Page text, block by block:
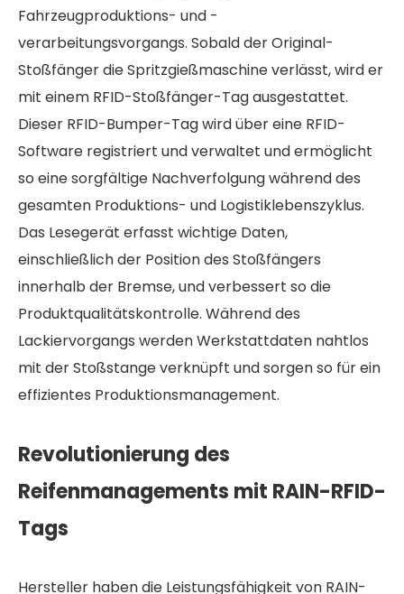
Fahrzeugproduktions- und -
verarbeitungsvorgangs. Sobald der Original-
Stoßfänger die Spritzgießmaschine verlässt, wird er
mit einem RFID-Stoßfänger-Tag ausgestattet.
Dieser RFID-Bumper-Tag wird über eine RFID-
Software registriert und verwaltet und ermöglicht
so eine sorgfältige Nachverfolgung während des
gesamten Produktions- und Logistiklebenszyklus.
Das Lesegerät erfasst wichtige Daten,
einschließlich der Position des Stoßfängers
innerhalb der Bremse, und verbessert so die
Produktqualitätskontrolle. Während des
Lackiervorgangs werden Werkstattdaten nahtlos
mit der Stoßstange verknüpft und sorgen so für ein
effizientes Produktionsmanagement.
Revolutionierung des
Reifenmanagements mit RAIN-RFID-
Tags
Hersteller haben die Leistungsfähigkeit von RAIN-